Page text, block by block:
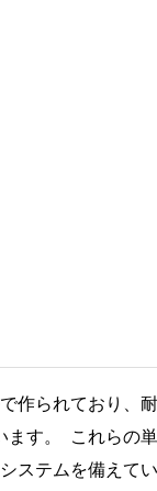
作られており、
す。 これらの
ステムを備えてい